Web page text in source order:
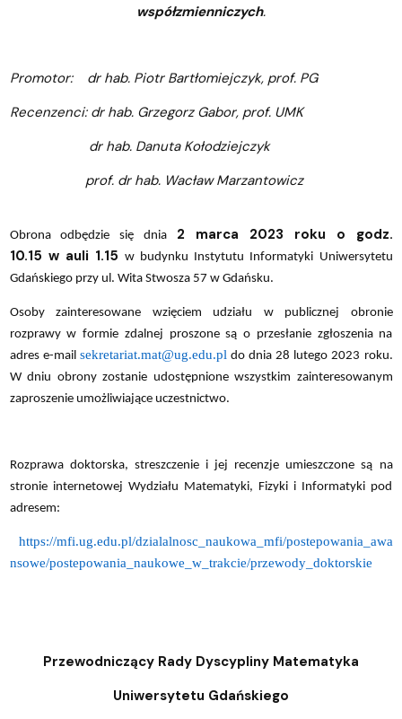
współzmienniczych.
Promotor: dr hab. Piotr Bartłomiejczyk, prof. PG
Recenzenci: dr hab. Grzegorz Gabor, prof. UMK
dr hab. Danuta Kołodziejczyk
prof. dr hab. Wacław Marzantowicz
Obrona odbędzie się dnia 2 marca 2023 roku o godz.
10.15 w auli 1.15 w budynku Instytutu Informatyki Uniwersytetu
Gdańskiego przy ul. Wita Stwosza 57 w Gdańsku.
Osoby zainteresowane wzięciem udziału w publicznej obronie
rozprawy w formie zdalnej proszone są o przesłanie zgłoszenia na
adres e-mail sekretariat.mat@ug.edu.pldo dnia 28 lutego 2023 roku.
W dniu obrony zostanie udostępnione wszystkim zainteresowanym
zaproszenie umożliwiające uczestnictwo.
Rozprawa doktorska, streszczenie i jej recenzje umieszczone są na
stronie internetowej Wydziału Matematyki, Fizyki i Informatyki pod
adresem:
https://mfi.ug.edu.pl/dzialalnosc_naukowa_mfi/postepowania_awa
nsowe/postepowania_naukowe_w_trakcie/przewody_doktorskie
Przewodniczący Rady Dyscypliny Matematyka
Uniwersytetu Gdańskiego